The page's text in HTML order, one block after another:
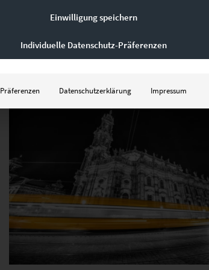
Enthält 19% Mwst.
Lieferzeit: ca. 10 Werktage
Dieses Produkt weist mehrere Varianten auf. Die Optionen können auf der Produktseite gewählt werden
Einwilligung speichern
Individuelle Datenschutz-Präferenzen
Präferenzen Datenschutzerklärung Impressum